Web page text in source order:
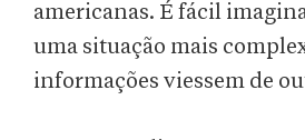
americanas. É fácil
uma situação mais
informações viessem de